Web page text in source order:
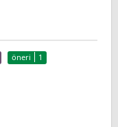
öneri
1